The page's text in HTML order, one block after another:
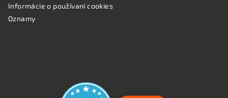
Informácie o používaní cookies
Oznamy